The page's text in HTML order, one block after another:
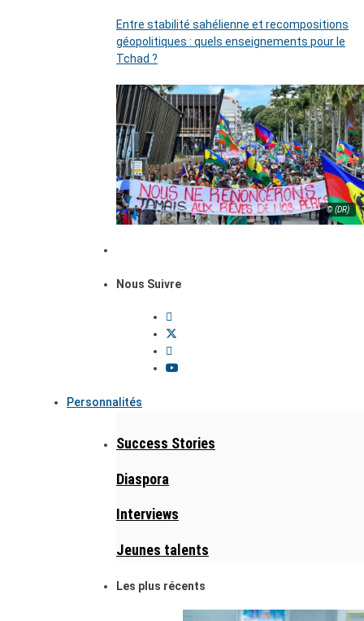
Entre stabilité sahélienne et recompositions
géopolitiques : quels enseignements pour le
Tchad ?
© (DR)
Nous Suivre
Personnalités
Success Stories
Diaspora
Interviews
Jeunes talents
Les plus récents